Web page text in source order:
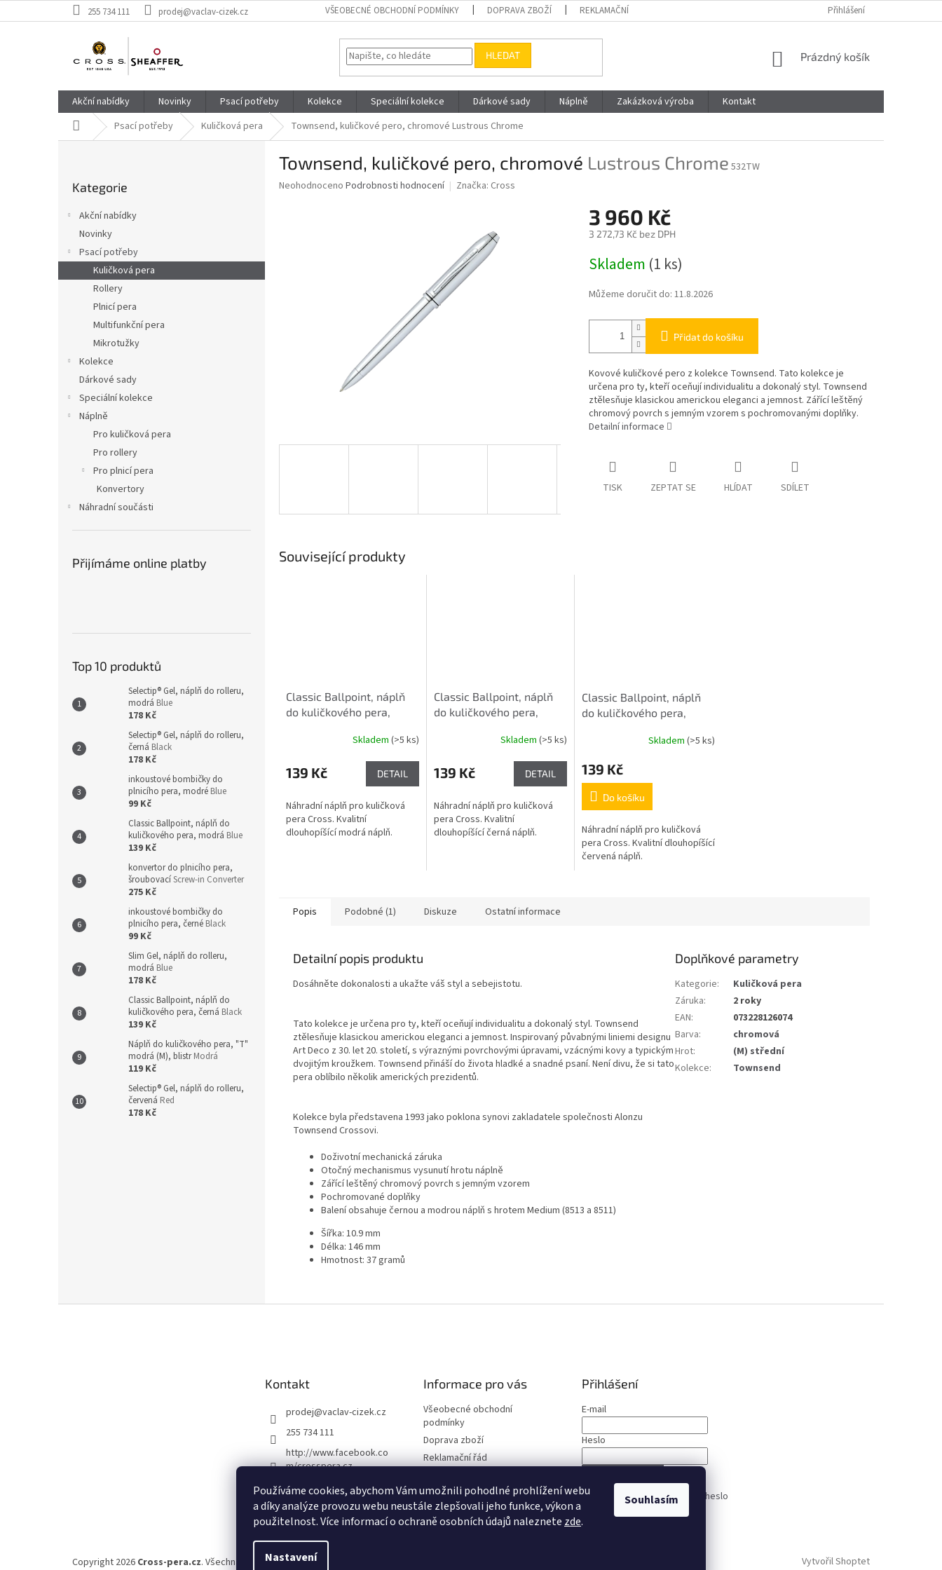
Používáme cookies, abychom Vám umožnili pohodlné prohlížení webu
a díky analýze provozu webu neustále zlepšovali jeho funkce, výkon a
použitelnost. Více informací o ochraně osobních údajů naleznete zde.
Nastavení
Souhlasím
na
255 734 111 prodej@vaclav-cizek.cz VŠEOBECNÉ OBCHODNÍ PODMÍNKY DOPRAVA ZBOŽÍ REKLAMAČNÍ ŘÁD ZÁSADY OCHRANY OSOBNÍCH ÚDAJŮ
Přihlášení
HLEDAT
NÁKUPNÍ
Prázdný košík
Akční nabídky Novinky Psací potřeby Kolekce Speciální kolekce Dárkové sady Náplně Zakázková výroba
Kontakt
Domů Psací potřeby Kuličková pera Townsend, kuličkové pero, chromové Lustrous Chrome
kategorie
Kategorie
Akční nabídky
Novinky
Psací potřeby
Kuličková pera
Rollery
Plnicí pera
Multifunkční pera
Mikrotužky
Kolekce
Dárkové sady
Speciální kolekce
Náplně
Pro kuličková pera
Pro rollery
Pro plnicí pera
Konvertory
Náhradní součásti
Přijímáme online platby
Top 10 produktů
Selectip® Gel, náplň do rolleru,
modrá Blue
178 Kč
Selectip® Gel, náplň do rolleru,
černá Black
178 Kč
inkoustové bombičky do
plnicího pera, modré Blue
99 Kč
Classic Ballpoint, náplň do
kuličkového pera, modrá Blue
139 Kč
konvertor do plnicího pera,
šroubovacíScrew-in Converter
275 Kč
inkoustové bombičky do
plnicího pera, černé Black
99 Kč
Slim Gel, náplň do rolleru,
modrá Blue
178 Kč
Classic Ballpoint, náplň do
kuličkového pera, černá Black
139 Kč
Náplň do kuličkového pera, "T"
modrá (M), blistrModrá
119 Kč
Selectip® Gel, náplň do rolleru,
červená Red
178 Kč
Townsend, kuličkové pero, chromové Lustrous Chrome 532TW
Průměrné
Neohodnoceno Podrobnosti hodnocení Značka: Cross
3 960 Kč
3 272,73 Kč bez DPH
cena:
Skladem (1 ks)
Můžeme doručit do: 11.8.2026
Přidat do košíku
Kovové kuličkové pero z kolekce Townsend. Tato kolekce je
určena pro ty, kteří oceňují individualitu a dokonalý styl. Townsend
ztělesňuje klasickou americkou eleganci a jemnost. Zářící leštěný
chromový povrch s jemným vzorem s pochromovanými doplňky.
Detailní informace
TISK ZEPTAT SE HLÍDAT SDÍLET
Související produkty
Classic Ballpoint, náplň
do kuličkového pera,
Skladem (>5 ks)
139 Kč DETAIL
Náhradní náplň pro kuličková
pera Cross. Kvalitní
dlouhopíšící modrá náplň.
Classic Ballpoint, náplň
do kuličkového pera,
Skladem (>5 ks)
139 Kč DETAIL
Náhradní náplň pro kuličková
pera Cross. Kvalitní
dlouhopíšící černá náplň.
Classic Ballpoint, náplň
do kuličkového pera,
Skladem(>5 ks)
139 Kč
Do košíku
Náhradní náplň pro kuličková
pera Cross. Kvalitní dlouhopíšící
červená náplň.
Popis Podobné (1) Diskuze Ostatní informace
Detailní popis produktu
Dosáhněte dokonalosti a ukažte váš styl a sebejistotu.
Tato kolekce je určena pro ty, kteří oceňují individualitu a dokonalý styl. Townsend
ztělesňuje klasickou americkou eleganci a jemnost. Inspirovaný půvabnými liniemi designu
Art Deco z 30. let 20. století, s výraznými povrchovými úpravami, vzácnými kovy a typickým
dvojitým kroužkem. Townsend přináší do života hladké a snadné psaní. Není divu, že si tato
pera oblíbilo několik amerických prezidentů.
Kolekce byla představena 1993 jako poklona synovi zakladatele společnosti Alonzu
Townsend Crossovi.
Doživotní mechanická záruka
Otočný mechanismus vysunutí hrotu náplně
Zářící leštěný chromový povrch s jemným vzorem
Pochromované doplňky
Balení obsahuje černou a modrou náplň s hrotem Medium (8513 a 8511)
Šířka: 10.9 mm
Délka: 146 mm
Hmotnost: 37 gramů
Doplňkové parametry
Kategorie:
Kuličková pera
Záruka:
2 roky
EAN:
073228126074
Barva:
chromová
Hrot:
(M) střední
Kolekce: Townsend
Kontakt
prodej@vaclav-cizek.cz
255 734 111
http://www.facebook.co
m/crosspera.cz
crosspera.cz
Informace pro vás
Všeobecné obchodní
podmínky
Doprava zboží
Reklamační řád
Zásady ochrany osobních
údajů
Přihlášení
E-mail
Heslo
Nová registraceZapomenuté heslo
Vytvořil Shoptet
Copyright 2026 Cross-pera.cz. Všechna práva vyhrazena.